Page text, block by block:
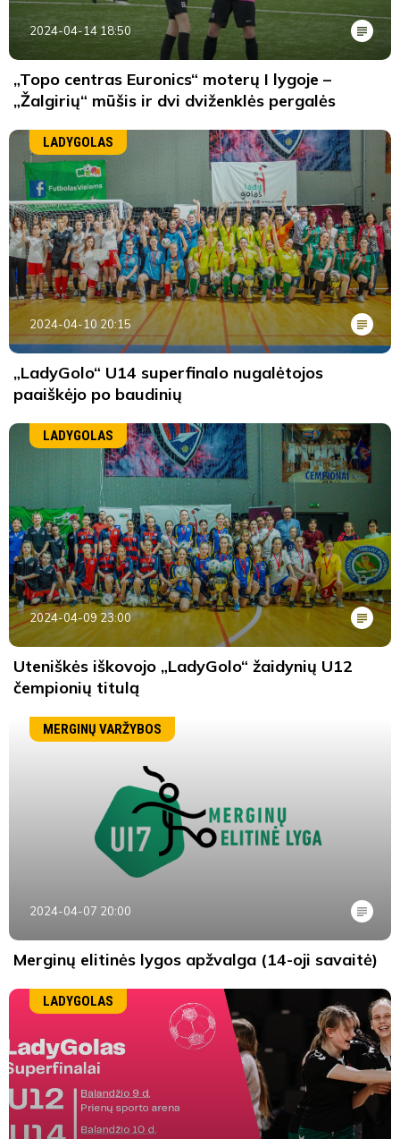
2024-04-14 18:50
„Topo centras Euronics“ moterų I lygoje –
„Žalgirių“ mūšis ir dvi dviženklės pergalės
LADYGOLAS
2024-04-10 20:15
„LadyGolo“ U14 superfinalo nugalėtojos
paaiškėjo po baudinių
LADYGOLAS
2024-04-09 23:00
Uteniškės iškovojo „LadyGolo“ žaidynių U12
čempionių titulą
MERGINŲ VARŽYBOS
2024-04-07 20:00
Merginų elitinės lygos apžvalga (14-oji savaitė)
LADYGOLAS